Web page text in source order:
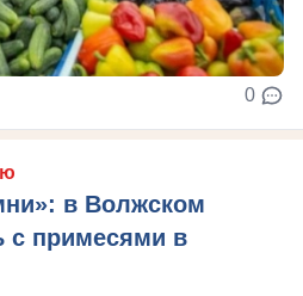
0
в Волжском
с примесями в